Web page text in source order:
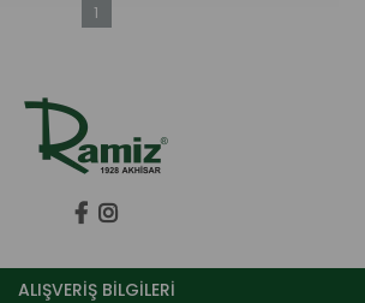
1
ALIŞVERİŞ BİLGİLERİ